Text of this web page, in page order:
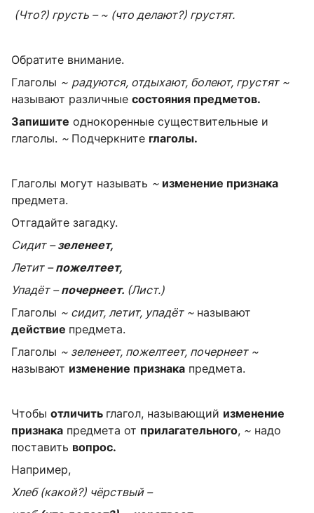
(Что?) грусть – ~ (что делают?) грустят.
Обратите внимание.
Глаголы ~ радуются, отдыхают, болеют, грустят ~
называют различные состояния предметов.
Запишите однокоренные существительные и
глаголы. ~ Подчеркните глаголы.
Глаголы могут называть ~ изменение признака
предмета.
Отгадайте загадку.
Сидит –зеленеет,
Летит –пожелтеет,
Упадёт –почернеет. (Лист.)
Глаголы ~ сидит, летит, упадёт ~ называют
действие предмета.
Глаголы ~ зеленеет, пожелтеет, почернеет ~
называют изменение признака предмета.
Чтобы отличить глагол, называющий изменение
признака предмета от прилагательного, ~ надо
поставить вопрос.
Например,
Хлеб (какой?) чёрствый –